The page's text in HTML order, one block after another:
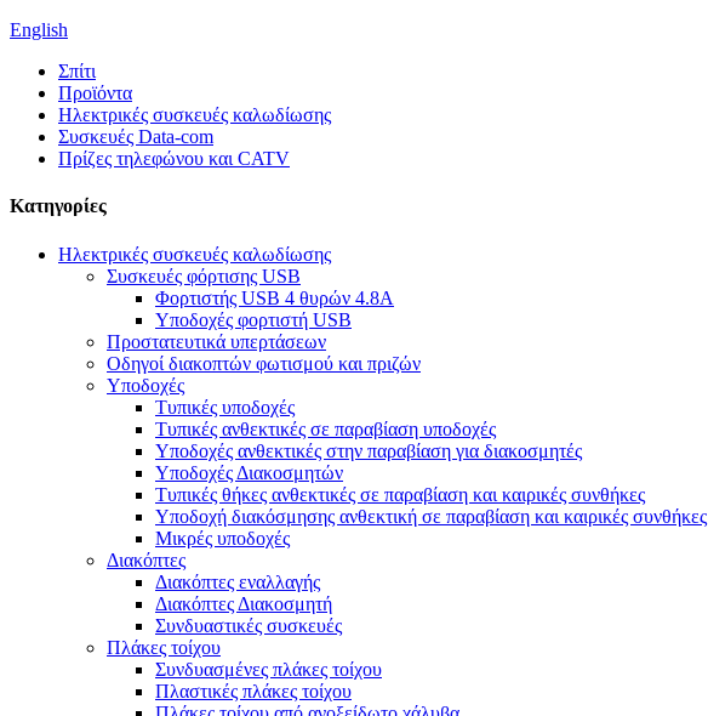
English
Σπίτι
Προϊόντα
Ηλεκτρικές συσκευές καλωδίωσης
Συσκευές Data-com
Πρίζες τηλεφώνου και CATV
Κατηγορίες
Ηλεκτρικές συσκευές καλωδίωσης
Συσκευές φόρτισης USB
Φορτιστής USB 4 θυρών 4.8A
Υποδοχές φορτιστή USB
Προστατευτικά υπερτάσεων
Οδηγοί διακοπτών φωτισμού και πριζών
Υποδοχές
Τυπικές υποδοχές
Τυπικές ανθεκτικές σε παραβίαση υποδοχές
Υποδοχές ανθεκτικές στην παραβίαση για διακοσμητές
Υποδοχές Διακοσμητών
Τυπικές θήκες ανθεκτικές σε παραβίαση και καιρικές συνθήκες
Υποδοχή διακόσμησης ανθεκτική σε παραβίαση και καιρικές συνθήκες
Μικρές υποδοχές
Διακόπτες
Διακόπτες εναλλαγής
Διακόπτες Διακοσμητή
Συνδυαστικές συσκευές
Πλάκες τοίχου
Συνδυασμένες πλάκες τοίχου
Πλαστικές πλάκες τοίχου